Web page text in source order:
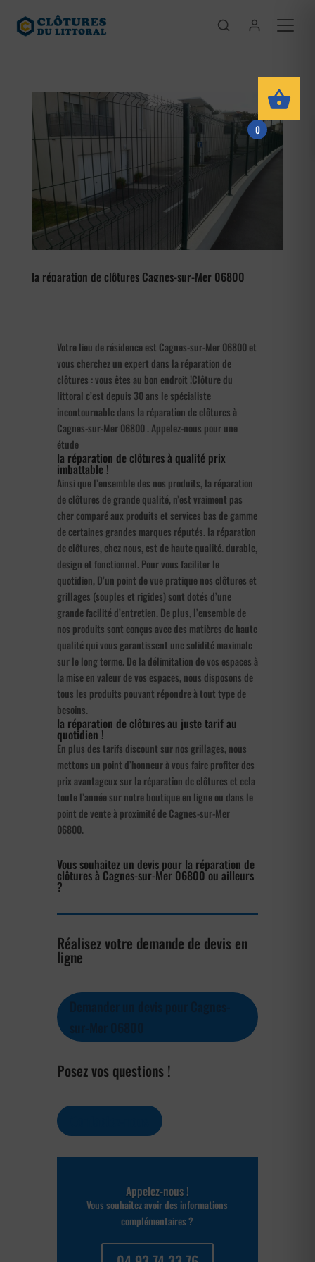
la réparation de clôtures Cagnes-sur-Mer 06800
Votre lieu de résidence est Cagnes-sur-Mer 06800 et
vous cherchez un expert dans la réparation de
clôtures : vous êtes au bon endroit !Clôture du
littoral c’est depuis 30 ans le spécialiste
incontournable dans la réparation de clôtures à
Cagnes-sur-Mer 06800 . Appelez-nous pour une
étude
la réparation de clôtures à qualité prix
imbattable !
Ainsi que l’ensemble des nos produits, la réparation
de clôtures de grande qualité, n’est vraiment pas
cher comparé aux produits et services bas de gamme
de certaines grandes marques réputés. la réparation
de clôtures, chez nous, est de haute qualité. durable,
design et fonctionnel. Pour vous faciliter le
quotidien, D’un point de vue pratique nos clôtures et
grillages (souples et rigides) sont dotés d’une
grande facilité d’entretien. De plus, l’ensemble de
nos produits sont conçus avec des matières de haute
qualité qui vous garantissent une solidité maximale
sur le long terme. De la délimitation de vos espaces à
la mise en valeur de vos espaces, nous disposons de
tous les produits pouvant répondre à tout type de
besoins.
la réparation de clôtures au juste tarif au
quotidien !
En plus des tarifs discount sur nos grillages, nous
mettons un point d’honneur à vous faire profiter des
prix avantageux sur la réparation de clôtures et cela
toute l’année sur notre boutique en ligne ou dans le
point de vente à proximité de Cagnes-sur-Mer
06800.
Vous souhaitez un devis pour la réparation de
clôtures à Cagnes-sur-Mer 06800 ou ailleurs
?
Réalisez votre demande de devis en
ligne
Posez vos questions !
Appelez-nous !
Vous souhaitez avoir des informations
complémentaires ?
0